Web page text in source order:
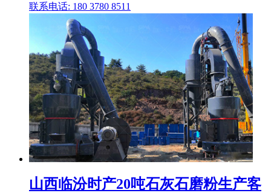
联系电话: 180 3780 8511
山西临汾时产20吨石灰石磨粉生产客